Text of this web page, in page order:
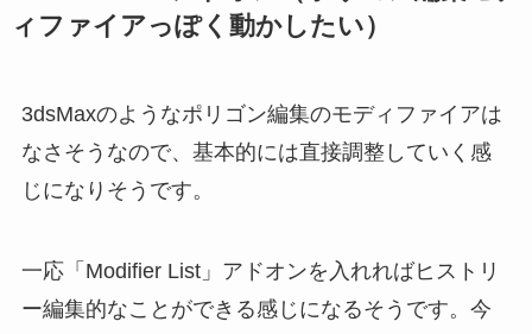
ィファイアっぽく動かしたい）
3dsMaxのようなポリゴン編集のモディファイアは
なさそうなので、基本的には直接調整していく感
じになりそうです。
一応「Modifier List」アドオンを入れればヒストリ
ー編集的なことができる感じになるそうです。今